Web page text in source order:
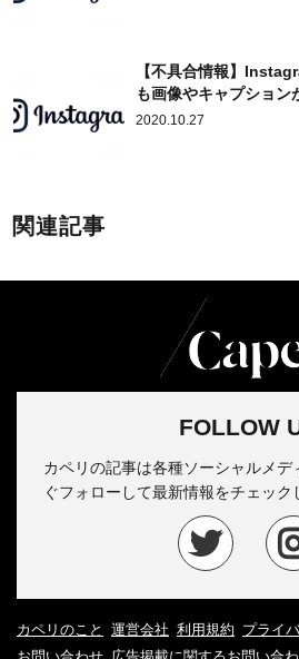
【不具合情報】
も画像やキャプション
2020.10.27
関連記事
FOLLOW
カペリの記事は各種ソーシャルメデ
ぐフォローして最新情報をチェック
カペリのこと 運営会社 利用規約 プライ